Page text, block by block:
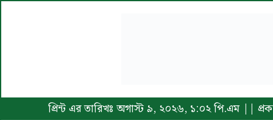
প্রিন্ট এর তারিখঃ অগাস্ট ৯, ২০২৬, ১:০২ পি.এম ||